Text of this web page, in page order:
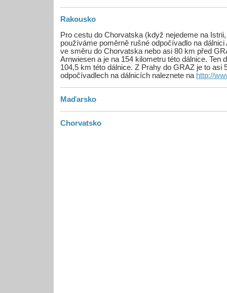
Rakousko
Pro cestu do Chorvatska (když nejedeme na
používáme poměrně rušné odpočívadlo na
ve směru do Chorvatska nebo asi 80 km před
Arnwiesen a je na 154 kilometru této dálnice. Ten
104,5 km této dálnice. Z Prahy do GRAZ je to asi
odpočívadlech na dálnicích naleznete na http://
Maďarsko
Chorvatsko